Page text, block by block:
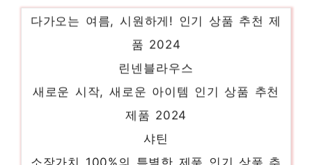
다가오는 여름, 시원하게! 인기 상품 추천 제
품 2024
린넨블라우스
새로운 시작, 새로운 아이템 인기 상품 추천
제품 2024
샤틴
소장가치 100%의 특별한 제품 인기 상품 추